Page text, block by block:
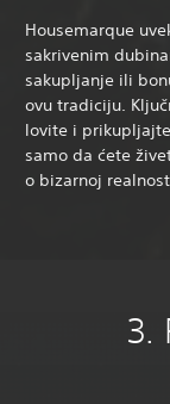
Housemarque
sakrivenim
sakupljanje ili
ovu tradiciju.
lovite i
samo da ćete
o bizarnoj
3.